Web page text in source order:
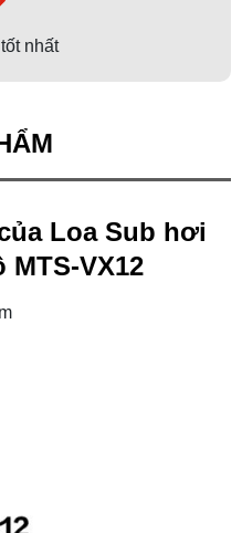
nhất
Loa Sub hơi
VX12